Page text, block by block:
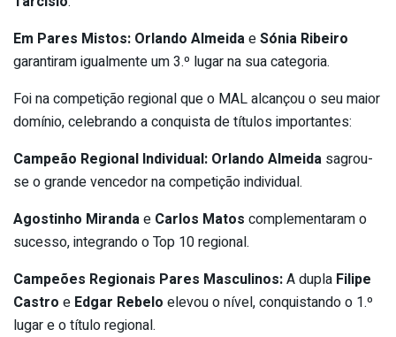
Em Pares Mistos: Orlando AlmeidaeSónia Ribeiro
garantiram igualmente um 3.º lugar na sua categoria.
Foi na competição regional que o MAL alcançou o seu maior
domínio, celebrando a conquista de títulos importantes:
Campeão Regional Individual: Orlando Almeida sagrou-
se o grande vencedor na competição individual.
Agostinho Mirandae Carlos Matos complementaram o
sucesso, integrando o Top 10 regional.
Campeões Regionais Pares Masculinos:A dupla Filipe
Castro e Edgar Rebelo elevou o nível, conquistando o 1.º
lugar e o título regional.